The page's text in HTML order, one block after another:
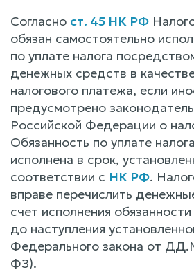
Согласно ст. 45 НК РФ
обязан самостоятельно
по уплате налога
денежных средств в
налогового платежа, если
предусмотрено
Российской Федерации о
Обязанность по уплате
исполнена в срок,
соответствии с НК РФ.
вправе перечислить
счет исполнения
до наступления
Федерального закона от
ФЗ).